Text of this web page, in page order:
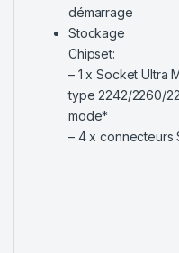
démarrage
Stockage
Chipset:
– 1 x Socket Ultra
type 2242/2260/
mode*
– 4 x connecteurs